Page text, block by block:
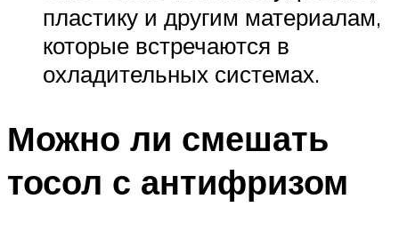
пластику и другим материалам,
которые встречаются в
охладительных системах.
Можно ли смешать
тосол с антифризом